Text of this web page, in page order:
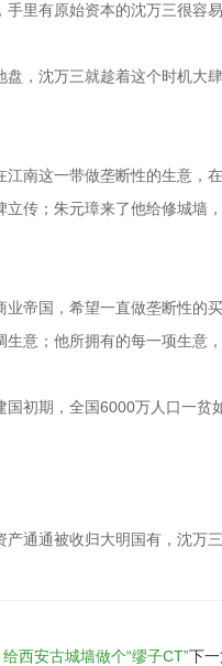
里有原始资本的沈万三很容易
，沈万三就趁着这个时机大
南这一带做垄断性的生意，
传；朱元璋来了他给修城墙，
帝国，希望一直做垄断性的
意；他所拥有的每一项生意
初期，全国6000万人口一
通通被收归大明国有，沈万
给西安古城墙做个“缪子CT”下